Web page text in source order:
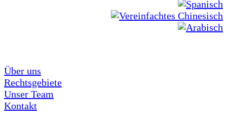
Über uns
Rechtsgebiete
Unser Team
Kontakt